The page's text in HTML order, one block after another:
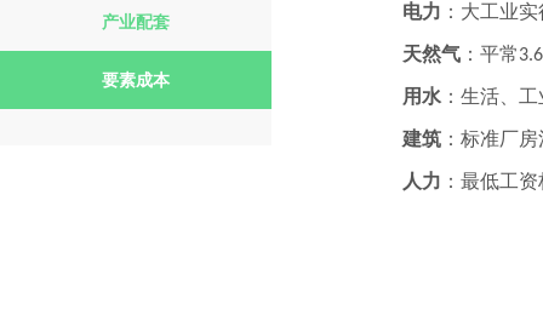
产业配套
要素成本
电力 ：大工业
天然气 ：平常
用水 ：生活、
建筑 ：标准厂
人力 ：最低工